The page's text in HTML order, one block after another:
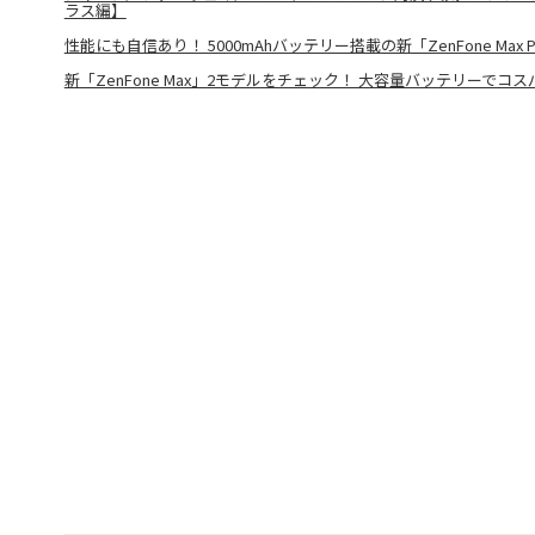
ラス編】
性能にも自信あり！ 5000mAhバッテリー搭載の新「ZenFone Max
新「ZenFone Max」2モデルをチェック！ 大容量バッテリーでコス